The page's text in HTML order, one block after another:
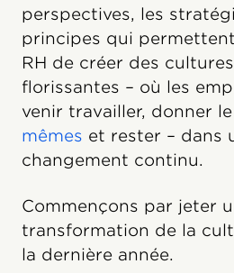
perspectives, les
principes qui
RH de créer des
florissantes – où les
venir travailler, donner le
mêmes et rester – dans
changement continu.
Commençons par jeter
transformation de la
la dernière année.